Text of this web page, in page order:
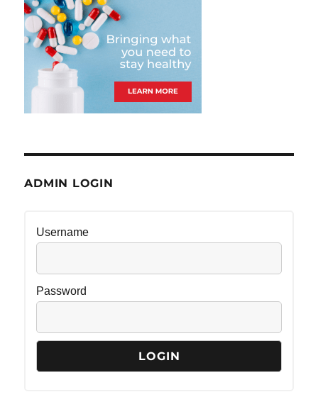
ADMIN LOGIN
Username
Password